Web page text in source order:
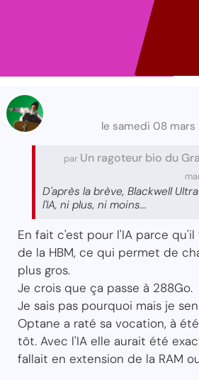
le samedi 08 mars
par Un ragoteur bio du
D'après la brève, Blackwell
l'IA, ni plus, ni moins...
En fait c'est pour l'IA parce
de la HBM, ce qui permet de
plus gros.
Je crois que ça passe à 288Go.
Je sais pas pourquoi mais je
Optane a raté sa vocation, à
tôt. Avec l'IA elle aurait été
fallait en extension de la RAM